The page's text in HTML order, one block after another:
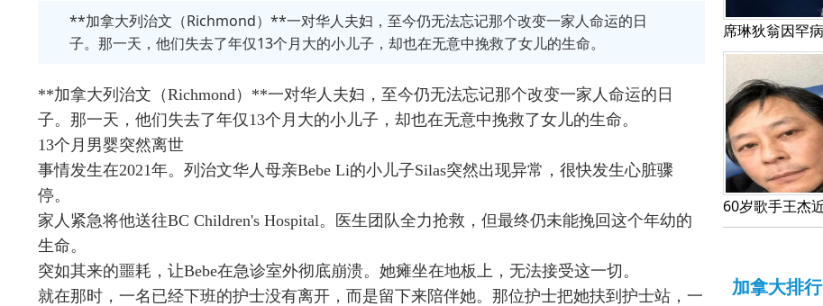
**加拿大列治文（Richmond）**一对华人夫妇，至今仍无法忘记那个改变一家人命运的日
子。那一天，他们失去了年仅13个月大的小儿子，却也在无意中挽救了女儿的生命。
**加拿大列治文（Richmond）**一对华人夫妇，至今仍无法忘记那个改变一家人命运的日
子。那一天，他们失去了年仅13个月大的小儿子，却也在无意中挽救了女儿的生命。
13个月男婴突然离世
事情发生在2021年。列治文华人母亲Bebe Li的小儿子Silas突然出现异常，很快发生心脏骤
停。
家人紧急将他送往BC Children's Hospital。医生团队全力抢救，但最终仍未能挽回这个年幼的
生命。
突如其来的噩耗，让Bebe在急诊室外彻底崩溃。她瘫坐在地板上，无法接受这一切。
就在那时，一名已经下班的护士没有离开，而是留下来陪伴她。那位护士把她扶到护士站，一
加拿大排行